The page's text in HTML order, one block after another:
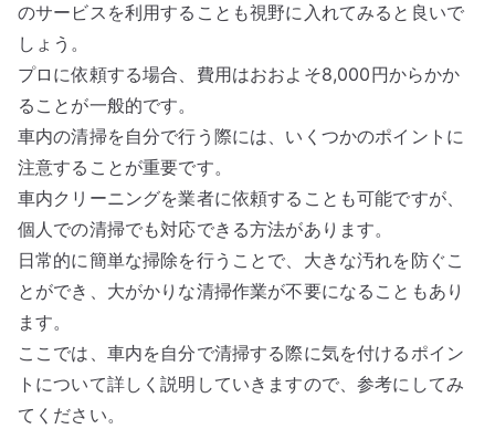
のサービスを利用することも視野に入れてみると良いで
しょう。
プロに依頼する場合、費用はおおよそ8,000円からかか
ることが一般的です。
車内の清掃を自分で行う際には、いくつかのポイントに
注意することが重要です。
車内クリーニングを業者に依頼することも可能ですが、
個人での清掃でも対応できる方法があります。
日常的に簡単な掃除を行うことで、大きな汚れを防ぐこ
とができ、大がかりな清掃作業が不要になることもあり
ます。
ここでは、車内を自分で清掃する際に気を付けるポイン
トについて詳しく説明していきますので、参考にしてみ
てください。